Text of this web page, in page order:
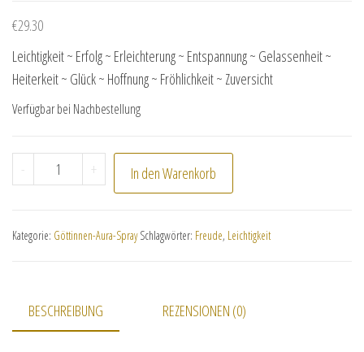
€29.30
Leichtigkeit ~ Erfolg ~ Erleichterung ~ Entspannung ~ Gelassenheit ~
Heiterkeit ~ Glück ~ Hoffnung ~ Fröhlichkeit ~ Zuversicht
Verfügbar bei Nachbestellung
- "MALAHE´KA - Göttin der Freude" Menge
+ In den Warenkorb
Kategorie: Göttinnen-Aura-Spray Schlagwörter: Freude, Leichtigkeit
BESCHREIBUNG REZENSIONEN (0)